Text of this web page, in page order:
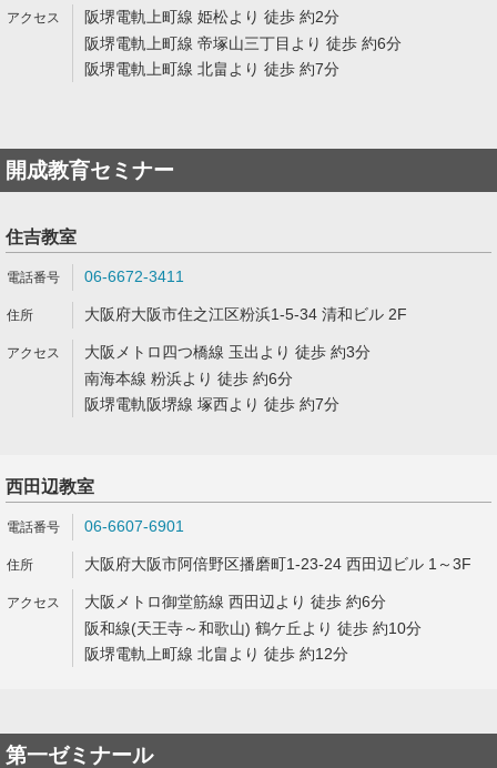
阪堺電軌上町線 姫松より 徒歩 約2分
阪堺電軌上町線 帝塚山三丁目より 徒歩 約6分
阪堺電軌上町線 北畠より 徒歩 約7分
開成教育セミナー
住吉教室
06-6672-3411
大阪府大阪市住之江区粉浜1-5-34 清和ビル 2F
大阪メトロ四つ橋線 玉出より 徒歩 約3分
南海本線 粉浜より 徒歩 約6分
阪堺電軌阪堺線 塚西より 徒歩 約7分
西田辺教室
06-6607-6901
大阪府大阪市阿倍野区播磨町1-23-24 西田辺ビル 1～3F
大阪メトロ御堂筋線 西田辺より 徒歩 約6分
阪和線(天王寺～和歌山) 鶴ケ丘より 徒歩 約10分
阪堺電軌上町線 北畠より 徒歩 約12分
第一ゼミナール